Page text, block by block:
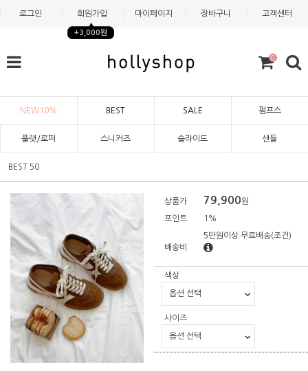
로그인 회원가입
+3,000원
마이페이지 장바구니 고객센터
0
NEW10% BEST SALE 펌프스
플랫/로퍼 스니커즈 슬라이드 샌들
BEST 50
상품가 79,900원
포인트 1%
배송비
5만원이상 무료배송(조건)
색상
사이즈